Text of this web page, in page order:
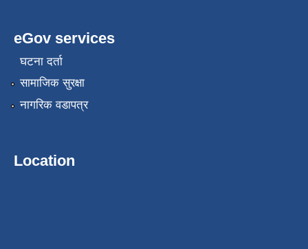
eGov services
घटना दर्ता
सामाजिक सुरक्षा
नागरिक वडापत्र
Location